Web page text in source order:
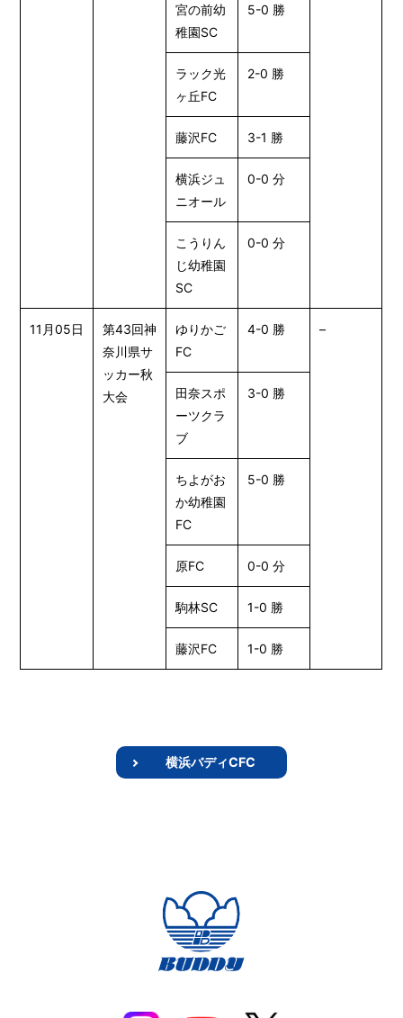
宮の前幼
稚園SC
5-0 勝
ラック光
ヶ丘FC
2-0 勝
藤沢FC 3-1 勝
横浜ジュ
ニオール
0-0 分
こうりん
じ幼稚園
SC
0-0 分
11月05日
第43回神
奈川県サ
ッカー秋
大会
ゆりかご
FC
4-0 勝 –
田奈スポ
ーツクラ
ブ
3-0 勝
ちよがお
か幼稚園
FC
5-0 勝
原FC 0-0 分
駒林SC 1-0 勝
藤沢FC 1-0 勝
横浜バディCFC